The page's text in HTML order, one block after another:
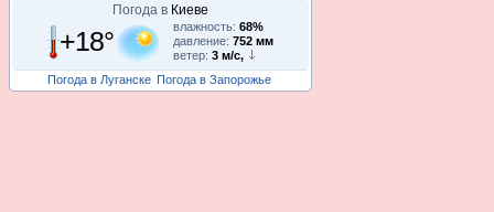
Погода в Киеве
+18° влажность: 68%
давление: 752 мм
ветер: 3 м/с,
Погода в Луганске Погода в Запорожье